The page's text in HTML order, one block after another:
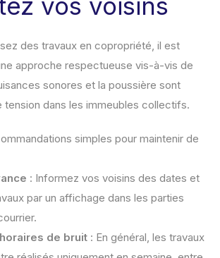
des travaux en copropriété, il est
approche respectueuse vis-à-vis de
sonores et la poussière sont
tension dans les immeubles collectifs.
simples pour maintenir de
: Informez vos voisins des dates et
par un affichage dans les parties
de bruit : En général, les travaux